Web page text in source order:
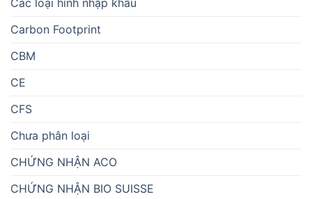
Các loại hình nhập khẩu
Carbon Footprint
CBM
CE
CFS
Chưa phân loại
CHỨNG NHẬN ACO
CHỨNG NHẬN BIO SUISSE